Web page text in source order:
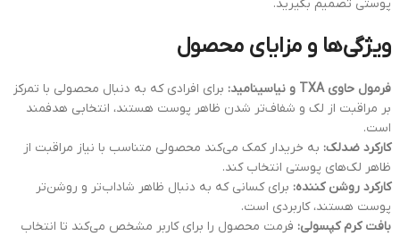
پوستی تصمیم بگیرید.
ویژگی‌ها و مزایای محصول
فرمول حاوی TXA و نیاسینامید:
برای افرادی که به دنبال محصولی با تمرکز
بر مراقبت از لک و شفاف‌تر شدن ظاهر پوست هستند، انتخابی هدفمند
است.
کارکرد ضدلک: به خریدار کمک می‌کند محصولی متناسب با نیاز مراقبت از
ظاهر لک‌های پوستی انتخاب کند.
کارکرد روشن کننده: برای کسانی که به دنبال ظاهر شاداب‌تر و روشن‌تر
پوست هستند، کاربردی است.
بافت کرم کپسولی: فرمت محصول را برای کاربر مشخص می‌کند تا انتخاب